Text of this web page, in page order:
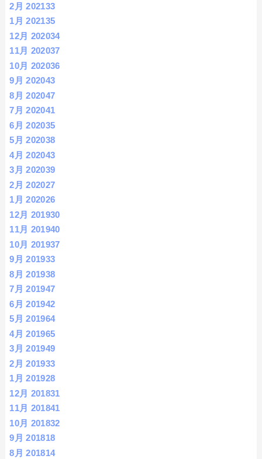
2月 202133
1月 202135
12月 202034
11月 202037
10月 202036
9月 202043
8月 202047
7月 202041
6月 202035
5月 202038
4月 202043
3月 202039
2月 202027
1月 202026
12月 201930
11月 201940
10月 201937
9月 201933
8月 201938
7月 201947
6月 201942
5月 201964
4月 201965
3月 201949
2月 201933
1月 201928
12月 201831
11月 201841
10月 201832
9月 201818
8月 201814